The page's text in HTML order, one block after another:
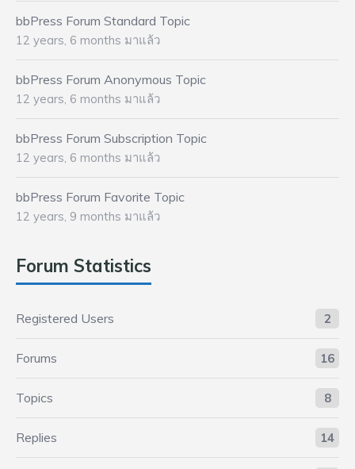
bbPress Forum Standard Topic
12 years, 6 months มาแล้ว
bbPress Forum Anonymous Topic
12 years, 6 months มาแล้ว
bbPress Forum Subscription Topic
12 years, 6 months มาแล้ว
bbPress Forum Favorite Topic
12 years, 9 months มาแล้ว
Forum Statistics
Registered Users 2
Forums 16
Topics 8
Replies 14